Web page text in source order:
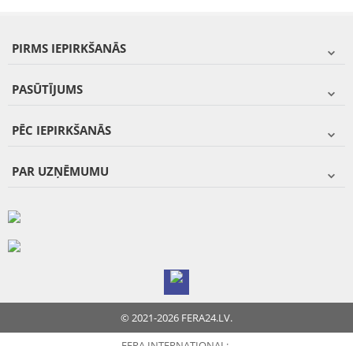
PIRMS IEPIRKŠANĀS
PASŪTĪJUMS
PĒC IEPIRKŠANĀS
PAR UZŅĒMUMU
© 2021-2026 FERA24.LV.